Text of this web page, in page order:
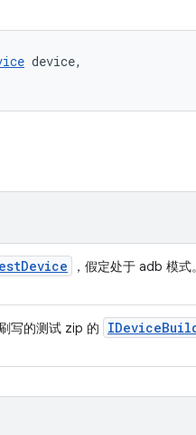
device,
Device ，假定处于 adb 模式。
写的测试 zip 的 IDevice